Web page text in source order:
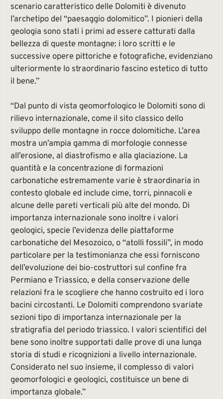
scenario caratteristico delle Dolomiti è divenuto
l’archetipo del “paesaggio dolomitico”. I pionieri della
geologia sono stati i primi ad essere catturati dalla
bellezza di queste montagne: i loro scritti e le
successive opere pittoriche e fotografiche, evidenziano
ulteriormente lo straordinario fascino estetico di tutto
il bene.”
“Dal punto di vista geomorfologico le Dolomiti sono di
rilievo internazionale, come il sito classico dello
sviluppo delle montagne in rocce dolomitiche. L’area
mostra un’ampia gamma di morfologie connesse
all’erosione, al diastrofismo e alla glaciazione. La
quantità e la concentrazione di formazioni
carbonatiche estremamente varie è straordinaria in
contesto globale ed include cime, torri, pinnacoli e
alcune delle pareti verticali più alte del mondo. Di
importanza internazionale sono inoltre i valori
geologici, specie l’evidenza delle piattaforme
carbonatiche del Mesozoico, o “atolli fossili”, in modo
particolare per la testimonianza che essi forniscono
dell’evoluzione dei bio-costruttori sul confine fra
Permiano e Triassico, e della conservazione delle
relazioni fra le scogliere che hanno costruito ed i loro
bacini circostanti. Le Dolomiti comprendono svariate
sezioni tipo di importanza internazionale per la
stratigrafia del periodo triassico. I valori scientifici del
bene sono inoltre supportati dalle prove di una lunga
storia di studi e ricognizioni a livello internazionale.
Considerato nel suo insieme, il complesso di valori
geomorfologici e geologici, costituisce un bene di
importanza globale.”